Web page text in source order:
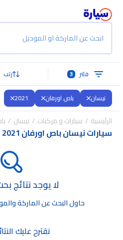
ابحث عن الماركة او الموديل
فلتر 3 رتب
نيسان باص اورفان 2021
الرئيسية سيارات و مركبات نيسان
سيارات نيسان باص اورفان 2021 للبيع في السعودية
لا يوجد نتائج
حاول البحث عن الماركة
نقترح عليك